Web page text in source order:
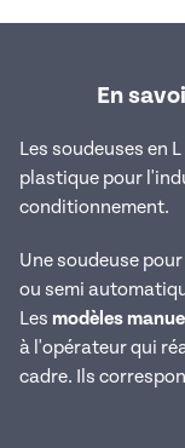
En
Les soudeuses en
plastique pour
conditionnement.
Une soudeuse
ou semi
Les modèles
à l'opérateur qui
cadre. Ils